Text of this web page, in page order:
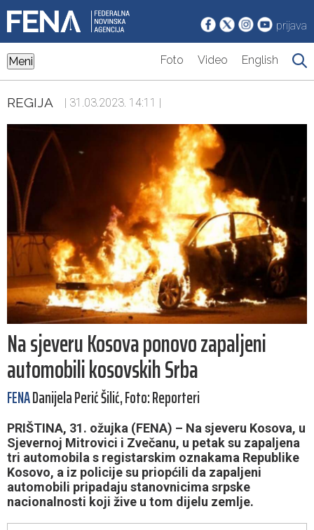
prijava
Meni Foto Video English
REGIJA | 31.03.2023. 14:11 |
Na sjeveru Kosova ponovo zapaljeni
automobili kosovskih Srba
FENADanijela Perić Šilić, Foto: Reporteri
PRIŠTINA, 31. ožujka (FENA) – Na sjeveru Kosova, u
Sjevernoj Mitrovici i Zvečanu, u petak su zapaljena
tri automobila s registarskim oznakama Republike
Kosovo, a iz policije su priopćili da zapaljeni
automobili pripadaju stanovnicima srpske
nacionalnosti koji žive u tom dijelu zemlje.